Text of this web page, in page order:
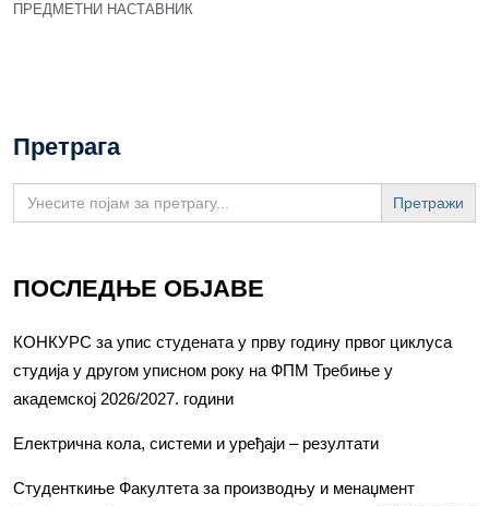
ПРЕДМЕТНИ НАСТАВНИК
Претрага
Search
for:
ПОСЛЕДЊЕ ОБЈАВЕ
КОНКУРС за упис студената у прву годину првог циклуса
студија у другом уписном року на ФПМ Требиње у
академској 2026/2027. години
Електрична кола, системи и уређаји – резултати
Студенткиње Факултета за производњу и менаџмент